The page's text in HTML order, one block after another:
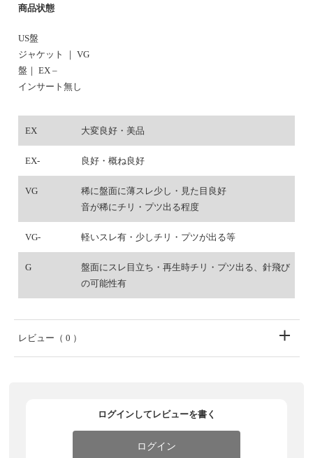
商品状態
US盤
ジャケット ｜ VG
盤｜ EX –
インサート無し
EX 大変良好・美品
EX- 良好・概ね良好
VG
稀に盤面に薄スレ少し・見た目良好
音が稀にチリ・プツ出る程度
VG- 軽いスレ有・少しチリ・プツが出る等
G
盤面にスレ目立ち・再生時チリ・プツ出る、針飛び
の可能性有
レビュー （ 0 ）
ログインしてレビューを書く
ログイン